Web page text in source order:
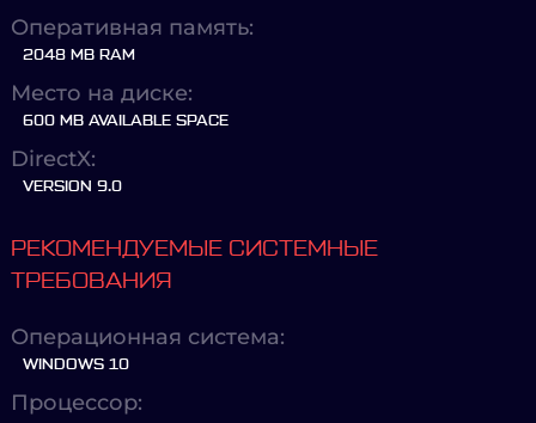
Оперативная память:
2048 MB RAM
Место на диске:
600 MB AVAILABLE SPACE
DirectX:
VERSION 9.0
РЕКОМЕНДУЕМЫЕ СИСТЕМНЫЕ
ТРЕБОВАНИЯ
Операционная система:
WINDOWS 10
Процессор: